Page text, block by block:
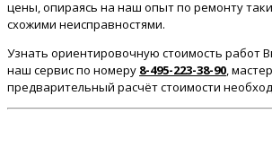
цены, опираясь на наш опыт по ремонту
схожими неисправностями.
Узнать ориентировочную стоимость работ
наш сервис по номеру 8-495-223-38-90 ,
предварительный расчёт стоимости